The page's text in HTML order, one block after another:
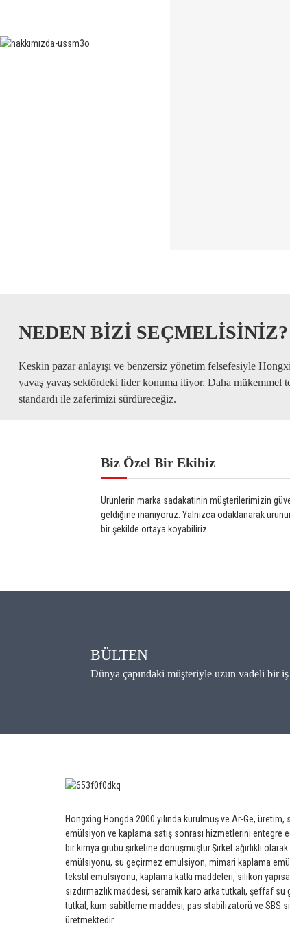
NEDEN BİZİ SEÇMELİSİNİZ?
Keskin pazar anlayışı ve benzersiz yönetim felsefesiyle
yavaş yavaş sektördeki lider konuma itiyor. Daha mükemmel
standardı ile zaferimizi sürdüreceğiz.
Biz Özel Bir Ekibiz
Ürünlerin marka sadakatinin müşterilerimizin
geldiğine inanıyoruz. Yalnızca odaklanarak
bir şekilde ortaya koyabiliriz.
BÜLTEN
Dünya çapındaki müşteriyle uzun vadeli bir
Hongxing Hongda 2000 yılında kurulmuş ve Ar-Ge, üretim,
emülsiyon ve kaplama satış sonrası hizmetlerini entegre
bir kimya grubu şirketine dönüşmüştür.Şirket ağırlıklı olarak
emülsiyonu, su geçirmez emülsiyon, mimari kaplama
tekstil emülsiyonu, kaplama katkı maddeleri, silikon yapısal
sızdırmazlık maddesi, seramik karo arka tutkalı, şeffaf su
tutkal, kum sabitleme maddesi, pas stabilizatörü ve SBS
üretmektedir.